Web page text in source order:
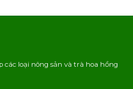
các loại nông sản và trà hoa hồng